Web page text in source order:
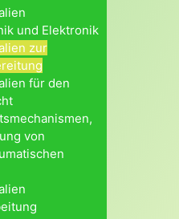
und Elektronik
zur
für den
von